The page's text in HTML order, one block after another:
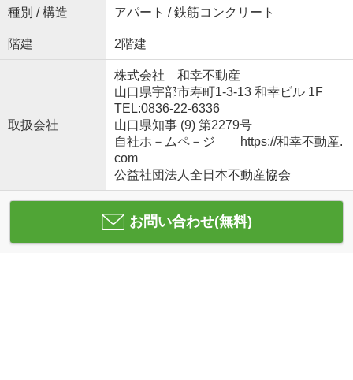
種別 / 構造 アパート / 鉄筋コンクリート
階建 2階建
取扱会社
株式会社 和幸不動産
山口県宇部市寿町1-3-13 和幸ビル 1F
TEL:0836-22-6336
山口県知事 (9) 第2279号
自社ホ－ムペ－ジ https://和幸不動産.
com
公益社団法人全日本不動産協会
お問い合わせ(無料)